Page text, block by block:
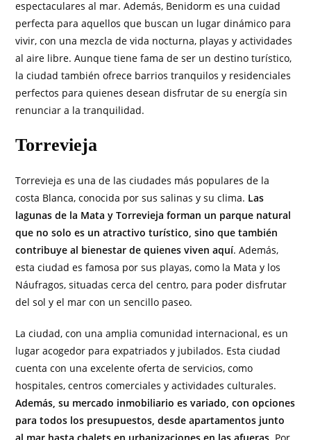
espectaculares al mar. Además, Benidorm es una cuidad
perfecta para aquellos que buscan un lugar dinámico para
vivir, con una mezcla de vida nocturna, playas y actividades
al aire libre. Aunque tiene fama de ser un destino turístico,
la ciudad también ofrece barrios tranquilos y residenciales
perfectos para quienes desean disfrutar de su energía sin
renunciar a la tranquilidad.
Torrevieja
Torrevieja es una de las ciudades más populares de la
costa Blanca, conocida por sus salinas y su clima. Las
lagunas de la Mata y Torrevieja forman un parque natural
que no solo es un atractivo turístico, sino que también
contribuye al bienestar de quienes viven aquí. Además,
esta ciudad es famosa por sus playas, como la Mata y los
Náufragos, situadas cerca del centro, para poder disfrutar
del sol y el mar con un sencillo paseo.
La ciudad, con una amplia comunidad internacional, es un
lugar acogedor para expatriados y jubilados. Esta ciudad
cuenta con una excelente oferta de servicios, como
hospitales, centros comerciales y actividades culturales.
Además, su mercado inmobiliario es variado, con opciones
para todos los presupuestos, desde apartamentos junto
al mar hasta chalets en urbanizaciones en las afueras. Por